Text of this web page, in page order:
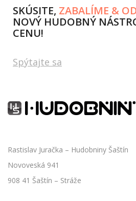
SKÚSITE, ZABALÍME &
NOVÝ HUDOBNÝ
CENU!
Spýtajte sa
Rastislav Juračka – Hudobniny Šaštín
Novoveská 941
908 41 Šaštín – Stráže